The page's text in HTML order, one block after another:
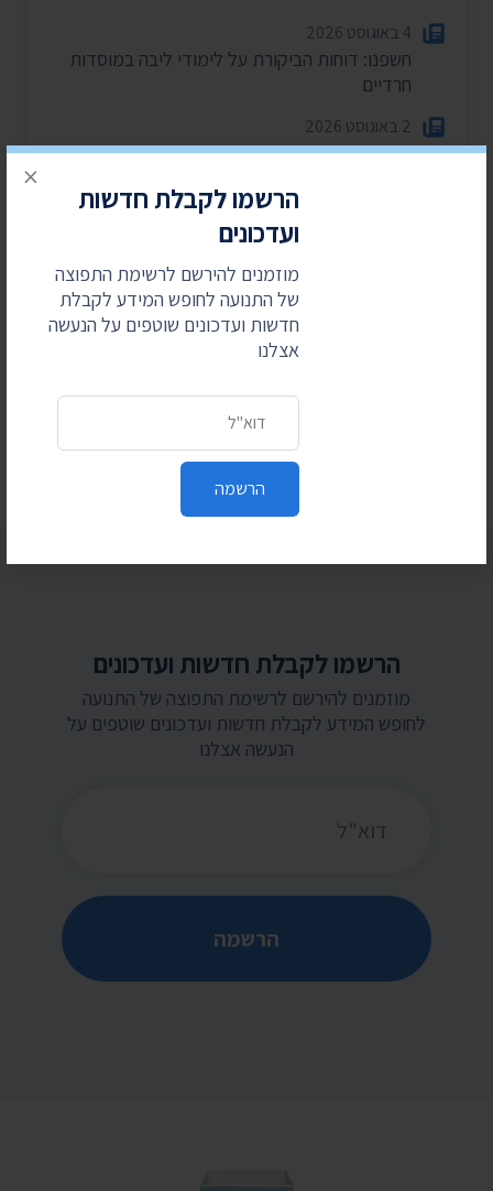
הרשמו לקבלת חדשות
ועדכונים
מוזמנים להירשם לרשימת התפוצה
של התנועה לחופש המידע לקבלת
חדשות ועדכונים שוטפים על הנעשה
אצלנו
הרשמה
×
4 באוגוסט 2026
חשפנו: דוחות הביקורת על לימודי ליבה במוסדות
חרדיים
2 באוגוסט 2026
עתרנו וחשפנו: יומן הפגישות של השרה עידית סילמן
הוצאות מעונות ראש הממשלה ל-2025-2026
הוועדה לחיוב אישי במשרד הפנים – התכנסה רק
פעמיים בשנה וחצי
הפרות סדר וחסימת צירים
הרשמו לקבלת חדשות ועדכונים
מוזמנים להירשם לרשימת התפוצה של התנועה
לחופש המידע לקבלת חדשות ועדכונים שוטפים על
הנעשה אצלנו
הרשמה